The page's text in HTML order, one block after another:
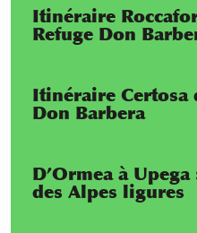
Itinéraire
Refuge Don
Itinéraire Certosa
Don Barbera
D’Ormea à
des Alpes ligures